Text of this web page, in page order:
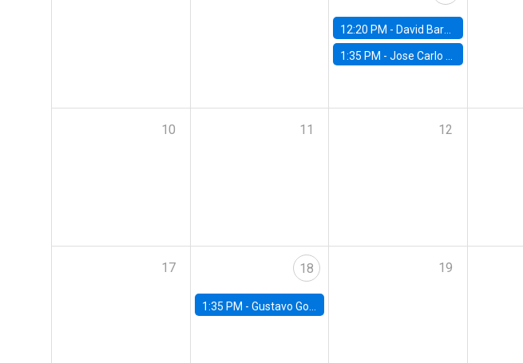
12:20 PM - David Bardey, Universidad de los Andes - CEDE
1:35 PM -Jose Carlo Bermudez, UC (ME) & World Bank
10 11 12
17 18
1:35 PM - Gustavo González, Banco Central de Chile
19